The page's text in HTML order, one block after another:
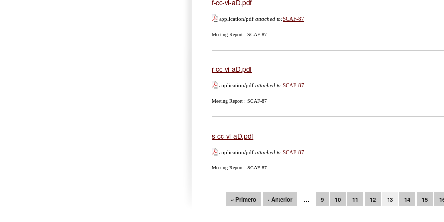
f-cc-vi-aD.pdf
application/pdf attached to:SCAF-87
Meeting Report : SCAF-87
r-cc-vi-aD.pdf
application/pdf attached to:SCAF-87
Meeting Report : SCAF-87
s-cc-vi-aD.pdf
application/pdf attached to:SCAF-87
Meeting Report : SCAF-87
Páginas« Primero ‹ Anterior … 9 10 11 12 13 14 15